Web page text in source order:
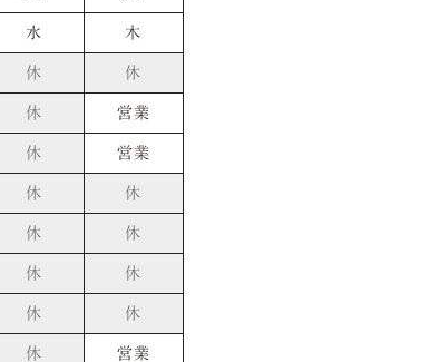
水 木
休 休
休 営業
休 営業
休 休
休 休
休 休
休 休
休 営業